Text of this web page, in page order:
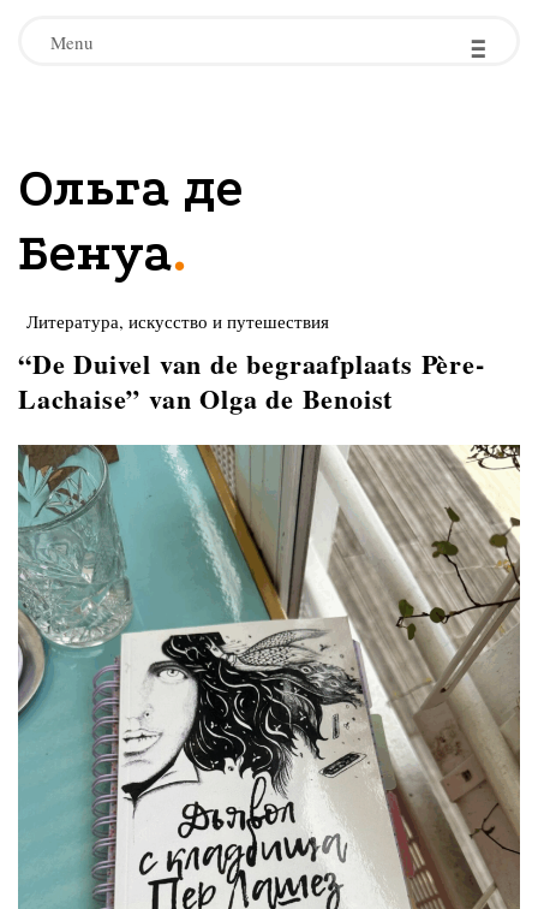
Menu -
-
-
Ольга де
Бенуа.
Литература, искусство и путешествия
“De Duivel van de begraafplaats Père-
Lachaise” van Olga de Benoist